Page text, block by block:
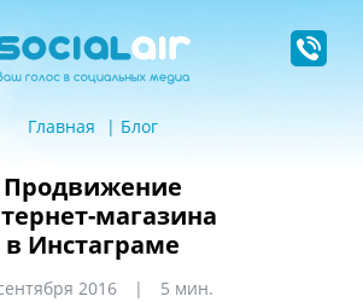
Главная Блог
Продвижение
магазина
в Инстаграме
2016 5 мин.